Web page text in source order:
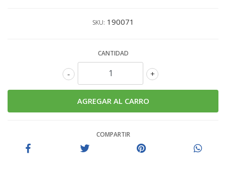
SKU: 190071
CANTIDAD
+
-
COMPARTIR